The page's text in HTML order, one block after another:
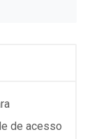
de acesso